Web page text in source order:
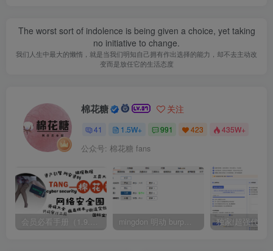
The worst sort of indolence is being given a choice, yet taking
no initiative to change.
我们人生中最大的懒惰，就是当我们明知自己拥有作出选择的能力，却不去主动改
变而是放任它的生活态度
棉花糖 关注
41 1.5W+ 991 423 435W+
公众号: 棉花糖 fans
会员必看手册（1.9.0版本 26.4.5更新） mingdon 明动 burp插件0.2.6版本 本地时间校验去除版